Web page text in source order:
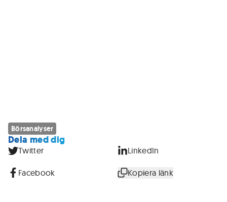
Börsanalyser
Dela med dig
Twitter LinkedIn
Facebook Kopiera länk